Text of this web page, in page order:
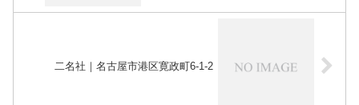
二名社｜名古屋市港区寛政町6-1-2